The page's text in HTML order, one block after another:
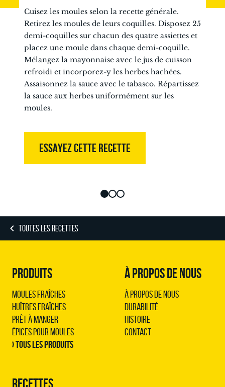
Cuisez les moules selon la recette générale.
Retirez les moules de leurs coquilles. Disposez 25
demi-coquilles sur chacun des quatre assiettes et
placez une moule dans chaque demi-coquille.
Mélangez la mayonnaise avec le jus de cuisson
refroidi et incorporez-y les herbes hachées.
Assaisonnez la sauce avec le tabasco. Répartissez
la sauce aux herbes uniformément sur les
moules.
ESSAYEZ CETTE RECETTE
TOUTES LES RECETTES
PRODUITS
Moules Fraîches
Huîtres Fraîches
Prêt à Manger
Épices pour Moules
› Tous les produits
RECETTES
À PROPOS DE NOUS
À propos de nous
Durabilité
Histoire
Contact